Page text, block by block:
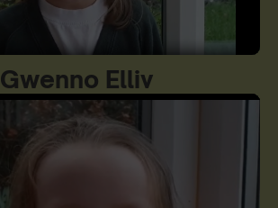
Mute Settings
Gwenno Elliv